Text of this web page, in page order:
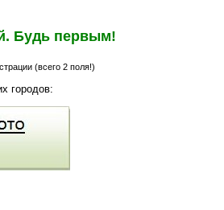
Будь первым!
(всего 2 поля!)
городов: